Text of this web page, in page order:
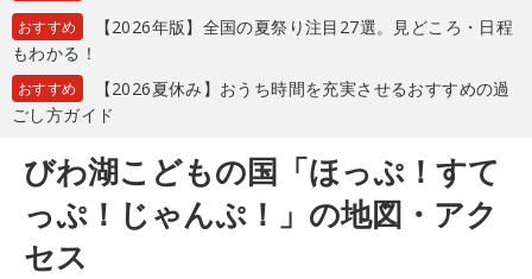
おすすめ
【2026年版】全国の夏祭り注目27選。見どころ・日程
もわかる！
おすすめ
【2026夏休み】おうち時間を充実させるおすすめの過
ごし方ガイド
びわ湖こどもの国「ほっぷ！すて
っぷ！じゃんぷ！」の地図・アク
セス